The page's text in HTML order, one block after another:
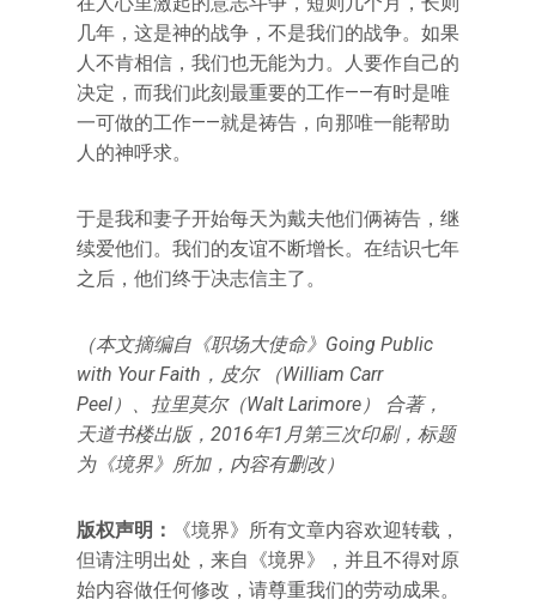
几年，这是神的战争，不是我们的战争。如果
人不肯相信，我们也无能为力。人要作自己的
决定，而我们此刻最重要的工作——有时是唯
一可做的工作——就是祷告，向那唯一能帮助
人的神呼求。
于是我和妻子开始每天为戴夫他们俩祷告，继
续爱他们。我们的友谊不断增长。在结识七年
之后，他们终于决志信主了。
（本文摘编自《职场大使命》Going Public
with Your Faith，皮尔 （William Carr
Peel）、拉里莫尔（Walt Larimore） 合著，
天道书楼出版，2016年1月第三次印刷，标题
为《境界》所加，内容有删改）
版权声明：
《境界》所有文章内容欢迎转载，
但请注明出处，来自《境界》，并且不得对原
始内容做任何修改，请尊重我们的劳动成果。